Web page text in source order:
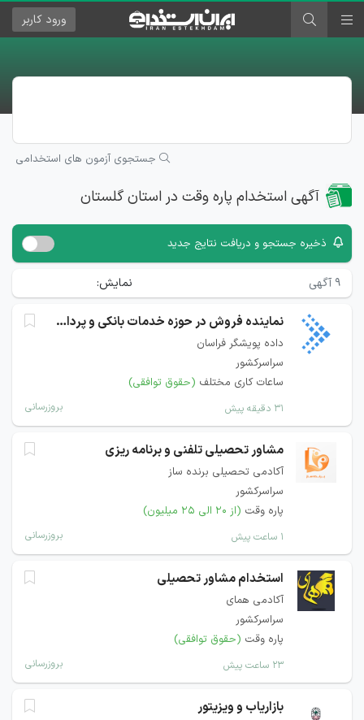
ورود کاربر
جستجوی آزمون های استخدامی
آگهی استخدام پاره وقت در استان گلستان
ذخیره جستجو و دریافت نتایج جدید
۹ آگهی نمایش:
نماینده فروش در حوزه خدمات بانکی و پرداخت
داده پویشگر فراسان
سراسرکشور
ساعات کاری مختلف (حقوق توافقی)
۳۱ دقیقه پیش بروزرسانی
مشاور تحصیلی تلفنی و برنامه ریزی
آکادمی تحصیلی برنده ساز
سراسرکشور
پاره وقت (از ۲۰ الی ۲۵ میلیون)
۱ ساعت پیش بروزرسانی
استخدام مشاور تحصیلی
آکادمی همای
سراسرکشور
پاره وقت (حقوق توافقی)
۲۳ ساعت پیش بروزرسانی
بازاریاب و ویزیتور